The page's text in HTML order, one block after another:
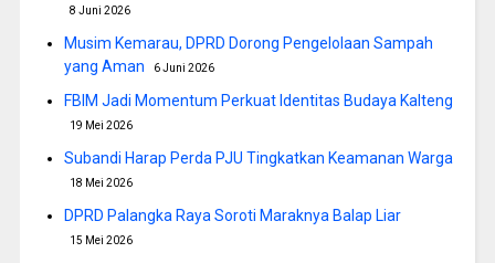
8 Juni 2026
Musim Kemarau, DPRD Dorong Pengelolaan Sampah
yang Aman
6 Juni 2026
FBIM Jadi Momentum Perkuat Identitas Budaya Kalteng
19 Mei 2026
Subandi Harap Perda PJU Tingkatkan Keamanan Warga
18 Mei 2026
DPRD Palangka Raya Soroti Maraknya Balap Liar
15 Mei 2026